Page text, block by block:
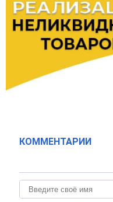
КОММЕНТАРИИ